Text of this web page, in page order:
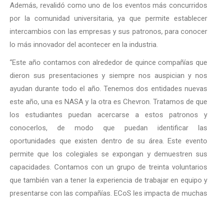
Además, revalidó como uno de los eventos más concurridos
por la comunidad universitaria, ya que permite establecer
intercambios con las empresas y sus patronos, para conocer
lo más innovador del acontecer en la industria.
“Este año contamos con alrededor de quince compañías que
dieron sus presentaciones y siempre nos auspician y nos
ayudan durante todo el año. Tenemos dos entidades nuevas
este año, una es NASA y la otra es Chevron. Tratamos de que
los estudiantes puedan acercarse a estos patronos y
conocerlos, de modo que puedan identificar las
oportunidades que existen dentro de su área. Este evento
permite que los colegiales se expongan y demuestren sus
capacidades. Contamos con un grupo de treinta voluntarios
que también van a tener la experiencia de trabajar en equipo y
presentarse con las compañías. ECoS les impacta de muchas